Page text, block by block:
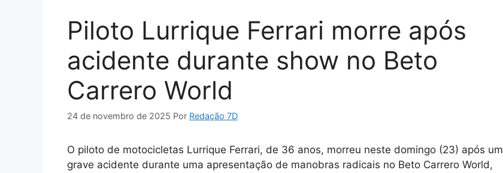
Piloto Lurrique Ferrari morre após
acidente durante show no Beto
Carrero World
24 de novembro de 2025 Por Redação 7D
O piloto de motocicletas Lurrique Ferrari, de 36 anos, morreu neste domingo (23) após um
grave acidente durante uma apresentação de manobras radicais no Beto Carrero World,